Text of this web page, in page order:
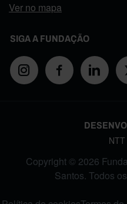
Ver no mapa
SIGA A FUNDAÇÃO
NTT
Copyright © 2026
Santos. Todos